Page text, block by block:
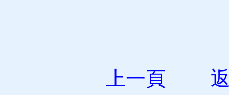
上一頁